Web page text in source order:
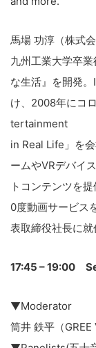
馬場 功淳（株式
九州工業大学卒
な生活』を開発
け、2008年にコ
tertainment
in Real Life」を
ームやVRデバイ
トコンテンツを
0度動画サービス
表取締役社長に就
17:45 – 19:00
▼Moderator
筒井 鉄平（